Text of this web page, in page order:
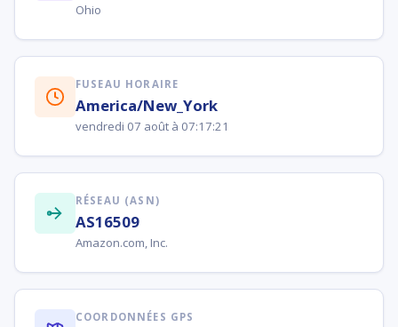
Ohio
FUSEAU HORAIRE
America/New_York
vendredi 07 août à 07:17:21
RÉSEAU (ASN)
AS16509
Amazon.com, Inc.
COORDONNÉES GPS